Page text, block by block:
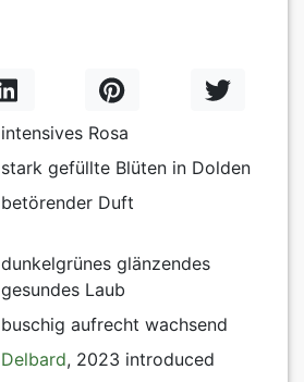
intensives Rosa
stark gefüllte Blüten in Dolden
betörender Duft
dunkelgrünes glänzendes
gesundes Laub
buschig aufrecht wachsend
Delbard, 2023 introduced